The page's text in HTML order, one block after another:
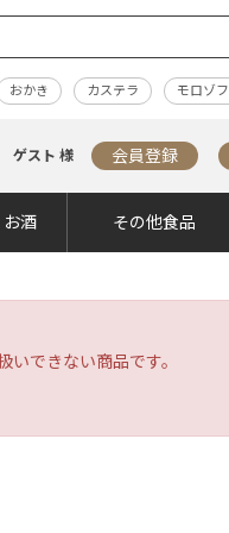
おかき カステラ モロゾフ
ゲスト 様 会員登録
お酒 その他食品
いできない商品です。